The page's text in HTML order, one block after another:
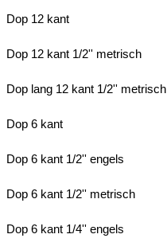
Dop 12 kant
Dop 12 kant 1/2'' metrisch
Dop lang 12 kant 1/2'' metrisch
Dop 6 kant
Dop 6 kant 1/2'' engels
Dop 6 kant 1/2'' metrisch
Dop 6 kant 1/4'' engels